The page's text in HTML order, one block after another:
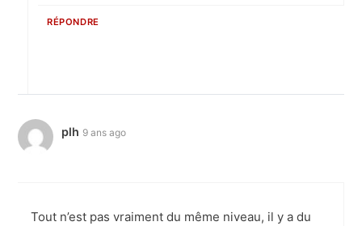
RÉPONDRE
plh 9 ans ago
Tout n’est pas vraiment du même niveau, il y a du